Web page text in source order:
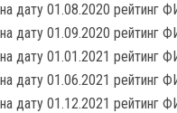
на дату 01.08.2020 рейтинг
на дату 01.09.2020 рейтинг
на дату 01.01.2021 рейтинг
на дату 01.06.2021 рейтинг
на дату 01.12.2021 рейтинг